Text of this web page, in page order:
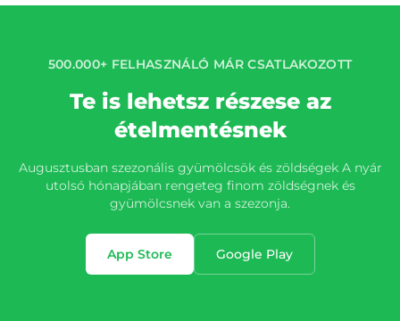
500.000+ FELHASZNÁLÓ MÁR CSATLAKOZOTT
Te is lehetsz részese az
ételmentésnek
Augusztusban szezonális gyümölcsök és zöldségek A nyár
utolsó hónapjában rengeteg finom zöldségnek és
gyümölcsnek van a szezonja.
App Store Google Play